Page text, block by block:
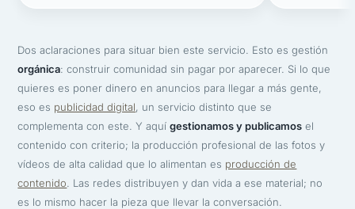
Dos aclaraciones para situar bien este servicio. Esto es gestión
orgánica: construir comunidad sin pagar por aparecer. Si lo que
quieres es poner dinero en anuncios para llegar a más gente,
eso es publicidad digital, un servicio distinto que se
complementa con este. Y aquígestionamos y publicamos el
contenido con criterio; la producción profesional de las fotos y
vídeos de alta calidad que lo alimentan es producción de
contenido . Las redes distribuyen y dan vida a ese material; no
es lo mismo hacer la pieza que llevar la conversación.